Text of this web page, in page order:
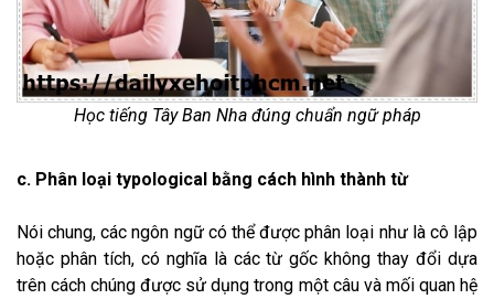
Học tiếng Tây Ban Nha đúng chuẩn ngữ pháp
c. Phân loại typological bằng cách hình thành từ
Nói chung, các ngôn ngữ có thể được phân loại như là cô lập
hoặc phân tích, có nghĩa là các từ gốc không thay đổi dựa
trên cách chúng được sử dụng trong một câu và mối quan hệ